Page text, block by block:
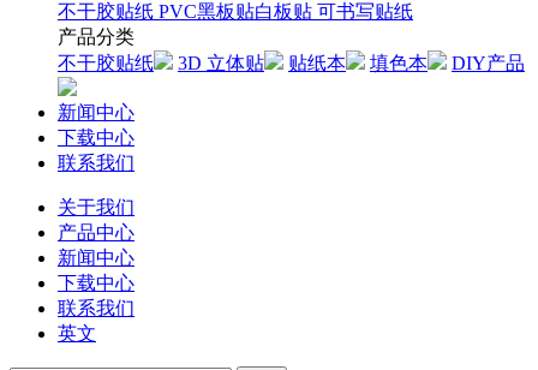
不干胶贴纸 PVC黑板贴白板贴 可书写贴纸
产品分类
不干胶贴纸
3D 立体贴 贴纸本 填色本 DIY产品
新闻中心
下载中心
联系我们
关于我们
产品中心
新闻中心
下载中心
联系我们
英文